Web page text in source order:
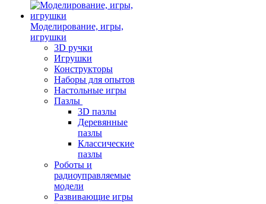
Моделирование, игры,
игрушки
3D ручки
Игрушки
Конструкторы
Наборы для опытов
Настольные игры
Пазлы
3D пазлы
Деревянные
пазлы
Классические
пазлы
Роботы и
радиоуправляемые
модели
Развивающие игры